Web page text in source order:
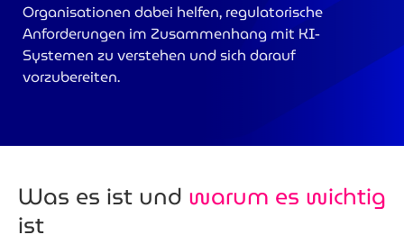
Organisationen dabei helfen, regulatorische
Anforderungen im Zusammenhang mit KI-
Systemen zu verstehen und sich darauf
vorzubereiten.
Was es ist und warum es wichtig
ist